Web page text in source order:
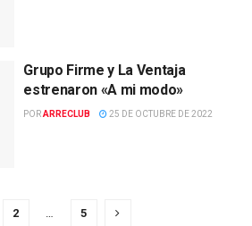
Grupo Firme y La Ventaja
estrenaron «A mi modo»
PORARRECLUB 25 DE OCTUBRE DE 2022
2 5